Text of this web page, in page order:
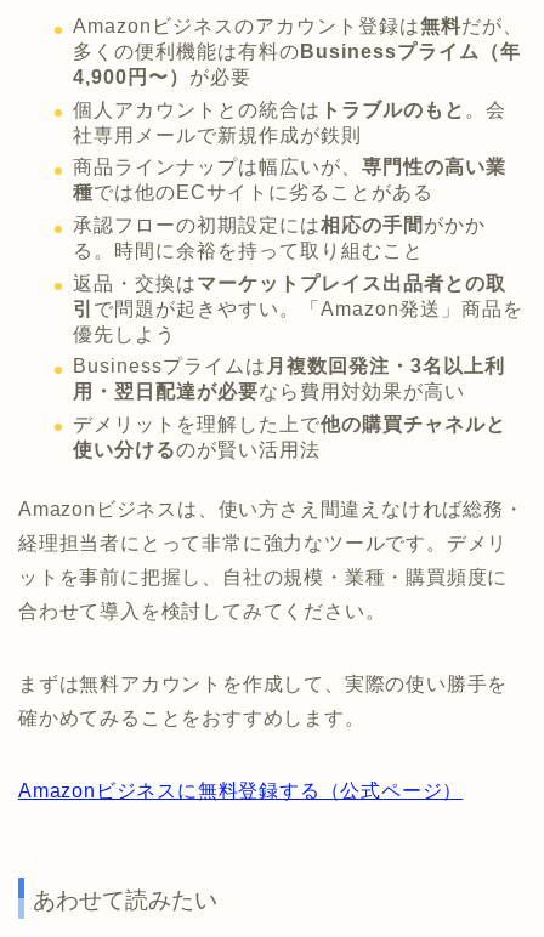
Amazonビジネスのアカウント登録は無料だが、
多くの便利機能は有料の Businessプライム（年
4,900円〜） が必要
個人アカウントとの統合は トラブルのもと 。会
社専用メールで新規作成が鉄則
商品ラインナップは幅広いが、 専門性の高い業
種では他のECサイトに劣ることがある
承認フローの初期設定には相応の手間 がかか
る。時間に余裕を持って取り組むこと
返品・交換はマーケットプレイス出品者との取
引 で問題が起きやすい。「Amazon発送」商品を
優先しよう
Businessプライムは 月複数回発注・3名以上利
用・翌日配達が必要なら費用対効果が高い
デメリットを理解した上で他の購買チャネルと
使い分けるのが賢い活用法
Amazonビジネスは、使い方さえ間違えなければ総務・
経理担当者にとって非常に強力なツールです。デメリ
ットを事前に把握し、自社の規模・業種・購買頻度に
合わせて導入を検討してみてください。
まずは無料アカウントを作成して、実際の使い勝手を
確かめてみることをおすすめします。
Amazonビジネスに無料登録する（公式ページ）
あわせて読みたい